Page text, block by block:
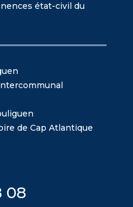
état-civil du
de Cap Atlantique
08